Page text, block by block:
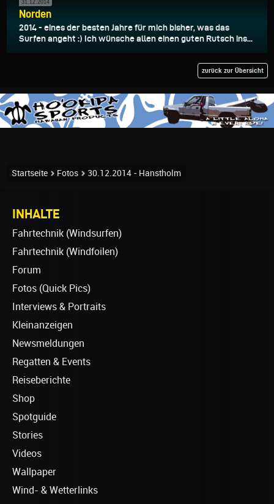
31.12.2014
Norden
2014 - eines der besten Jahre für mich bisher, was das
Surfen angeht :) Ich wünsche allen einen guten Rutsch ins...
zurück zur Übersicht
Startseite Fotos 30.12.2014 - Hanstholm
INHALTE
Fahrtechnik (Windsurfen)
Fahrtechnik (Windfoilen)
Forum
Fotos (Quick Pics)
Interviews & Portraits
Kleinanzeigen
Newsmeldungen
Regatten & Events
Reiseberichte
Shop
Spotguide
Stories
Videos
Wallpaper
Wind- & Wetterlinks